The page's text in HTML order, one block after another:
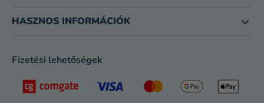
HASZNOS INFORMÁCIÓK
Fizetési lehetőségek